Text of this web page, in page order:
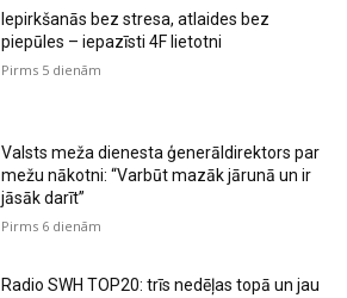
Iepirkšanās bez stresa, atlaides bez
piepūles – iepazīsti 4F lietotni
Pirms 5 dienām
Valsts meža dienesta ģenerāldirektors par
mežu nākotni: “Varbūt mazāk jārunā un ir
jāsāk darīt”
Pirms 6 dienām
Radio SWH TOP20: trīs nedēļas topā un jau